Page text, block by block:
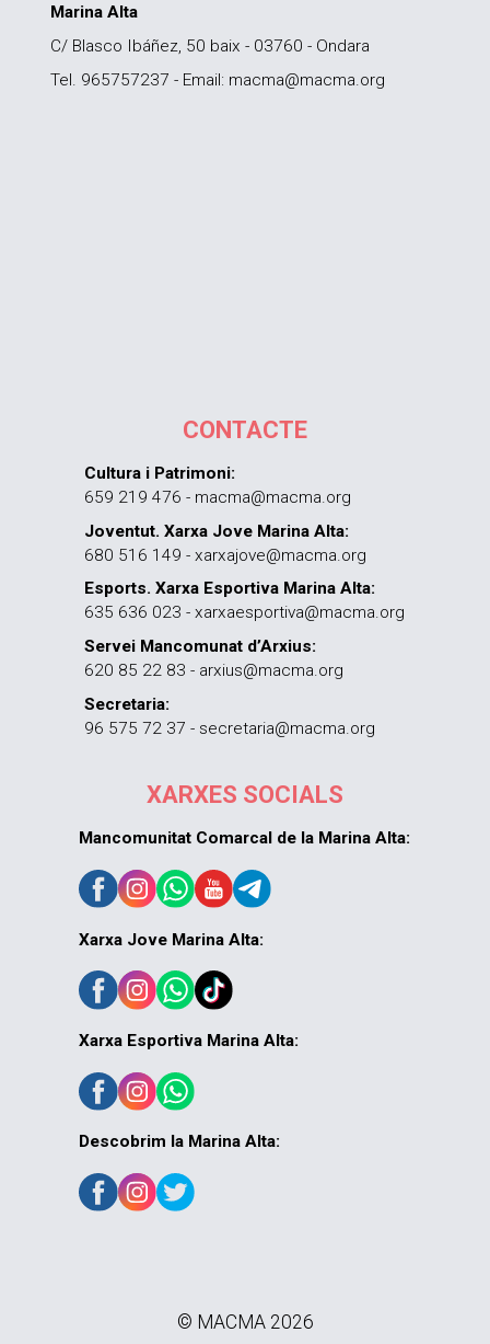
Marina Alta
C/ Blasco Ibáñez, 50 baix - 03760 - Ondara
Tel. 965757237 - Email: macma@macma.org
CONTACTE
Cultura i Patrimoni:
659 219 476 - macma@macma.org
Joventut. Xarxa Jove Marina Alta:
680 516 149 - xarxajove@macma.org
Esports. Xarxa Esportiva Marina Alta:
635 636 023 - xarxaesportiva@macma.org
Servei Mancomunat d’Arxius:
620 85 22 83 - arxius@macma.org
Secretaria:
96 575 72 37 - secretaria@macma.org
XARXES SOCIALS
Mancomunitat Comarcal de la Marina Alta:
Xarxa Jove Marina Alta:
Xarxa Esportiva Marina Alta:
Descobrim la Marina Alta:
© MACMA 2026